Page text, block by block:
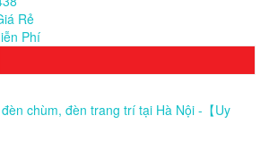
Rẻ
Phí
chùm, đèn trang trí tại Hà Nội -【Uy